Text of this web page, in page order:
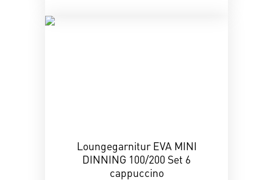
Loungegarnitur EVA MINI
DINNING 100/200 Set 6
cappuccino